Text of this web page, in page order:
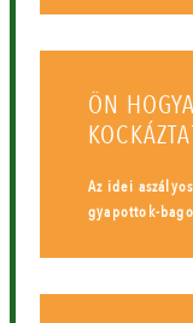
ÖN
Az idei
gyapottok-